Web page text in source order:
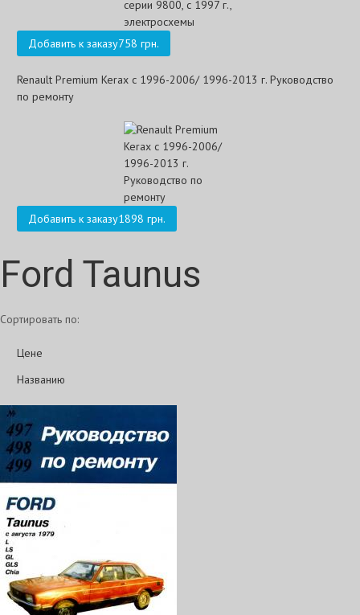
Добавить к заказу758 грн.
Renault Premium Kerax с 1996-2006/ 1996-2013 г. Руководство
по ремонту
Добавить к заказу1898 грн.
Ford Taunus
Сортировать по:
Цене
Названию